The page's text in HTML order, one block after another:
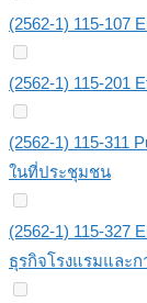
(2562-1) 115-107
(2562-1) 115-201
(2562-1) 115-311
ในที่ประชุมชน
(2562-1) 115-327
ธุรกิจโรงแรมและก